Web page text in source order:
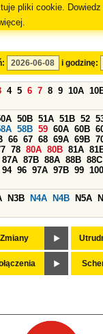
pliki cookie.
i godzinę:
4 5 6 7 8 9 10A
50B 51A 51B 52
58B 59 60A 60B
66 67 68 69A 69B
78 80A 80B 81A
87A 87B 88A 88B 88C
94 96 97A 97B 99 100
N3B N4A N4B N5A
Zmiany